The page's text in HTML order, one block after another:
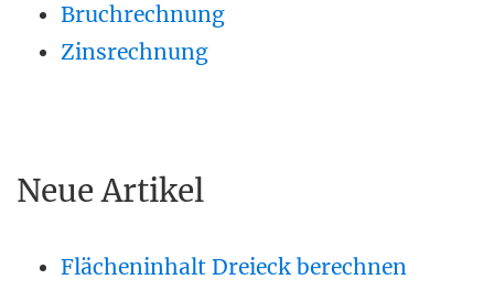
Bruchrechnung
Zinsrechnung
Neue Artikel
Flächeninhalt Dreieck berechnen